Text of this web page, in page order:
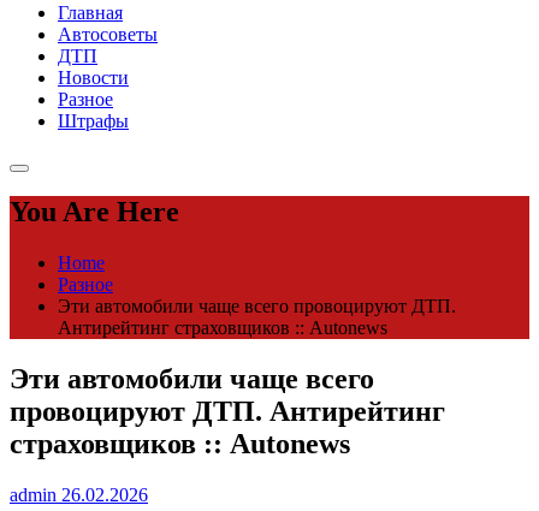
Главная
Автосоветы
ДТП
Новости
Разное
Штрафы
You Are Here
Home
Разное
Эти автомобили чаще всего провоцируют ДТП.
Антирейтинг страховщиков :: Autonews
Эти автомобили чаще всего
провоцируют ДТП. Антирейтинг
страховщиков :: Autonews
admin 26.02.2026